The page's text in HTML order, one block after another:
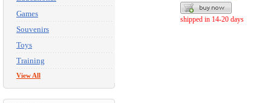
Games
Souvenirs
Toys
Training
View All
shipped in 14-20 days